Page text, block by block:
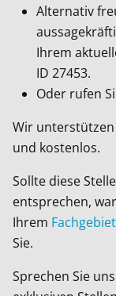
Alternativ
Ihrem
ID 27453.
Oder rufen
Wir
und kostenlos.
Sollte diese
entsprechen,
Ihrem Fachgebiet
Sie.
Sprechen Sie